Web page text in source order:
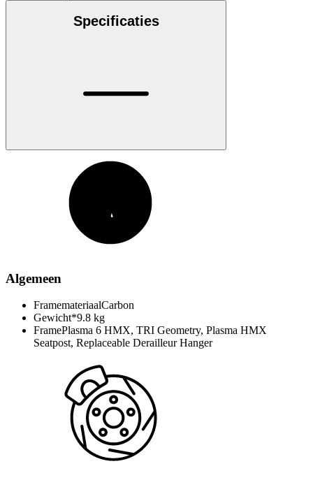
Specificaties
Algemeen
FramemateriaalCarbon
Gewicht*9.8 kg
FramePlasma 6 HMX, TRI Geometry, Plasma HMX
Seatpost, Replaceable Derailleur Hanger